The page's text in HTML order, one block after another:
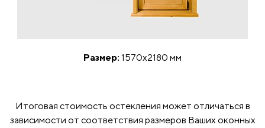
Размер: 1570x2180 мм
Итоговая стоимость остекления может отличаться в
зависимости от соответствия размеров Ваших оконных